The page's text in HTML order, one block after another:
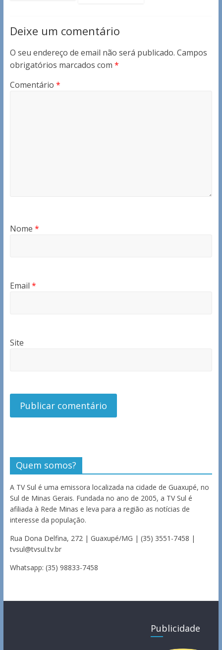
Deixe um comentário
O seu endereço de email não será publicado. Campos
obrigatórios marcados com *
Comentário *
Nome *
Email *
Site
Quem somos?
A TV Sul é uma emissora localizada na cidade de Guaxupé, no
Sul de Minas Gerais. Fundada no ano de 2005, a TV Sul é
afiliada à Rede Minas e leva para a região as notícias de
interesse da população.
Rua Dona Delfina, 272 | Guaxupé/MG | (35) 3551-7458 |
tvsul@tvsul.tv.br
Whatsapp: (35) 98833-7458
Publicidade